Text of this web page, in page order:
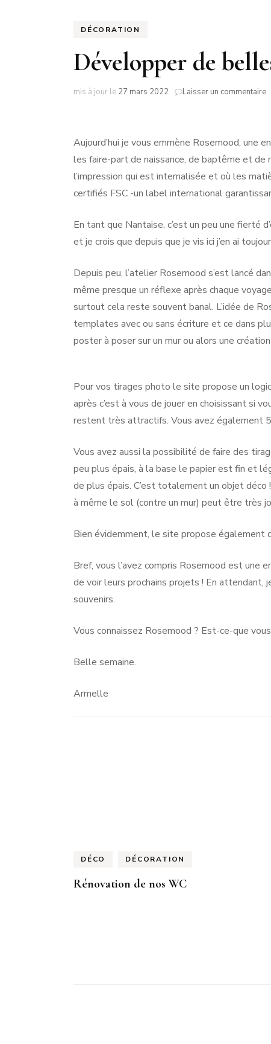
DÉCORATION
Développer de
mis à jour le 27 mars 2022 Laisser un commentairesur
Aujourd’hui je vous emmène Rosemood, une
les faire-part de naissance, de baptême et de
l’impression qui est internalisée et où les
certifiés FSC -un label international
En tant que Nantaise, c’est un peu une fierté
et je crois que depuis que je vis ici j’en ai
Depuis peu, l’atelier Rosemood s’est lancé
même presque un réflexe après chaque
surtout cela reste souvent banal. L’idée de
templates avec ou sans écriture et ce dans
poster à poser sur un mur ou alors une
Pour vos tirages photo le site propose un
après c’est à vous de jouer en choisissant si
restent très attractifs. Vous avez également
Vous avez aussi la possibilité de faire des
peu plus épais, à la base le papier est fin et
de plus épais. C’est totalement un objet
à même le sol (contre un mur) peut être très
Bien évidemment, le site propose également
Bref, vous l’avez compris Rosemood est une
de voir leurs prochains projets ! En attendant,
souvenirs.
Vous connaissez Rosemood ? Est-ce-que
Belle semaine.
Armelle
DÉCO DÉCORATION
Rénovation de nos WC